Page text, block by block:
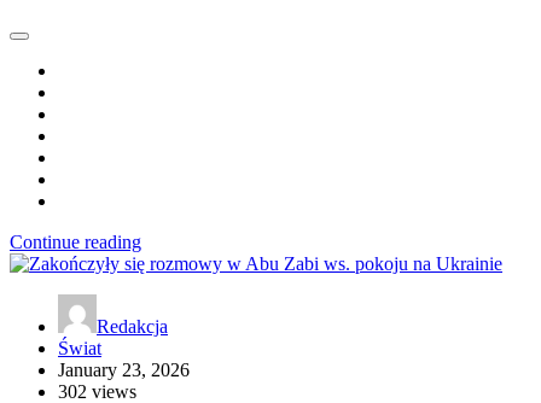
Continue reading
Redakcja
Świat
January 23, 2026
302 views